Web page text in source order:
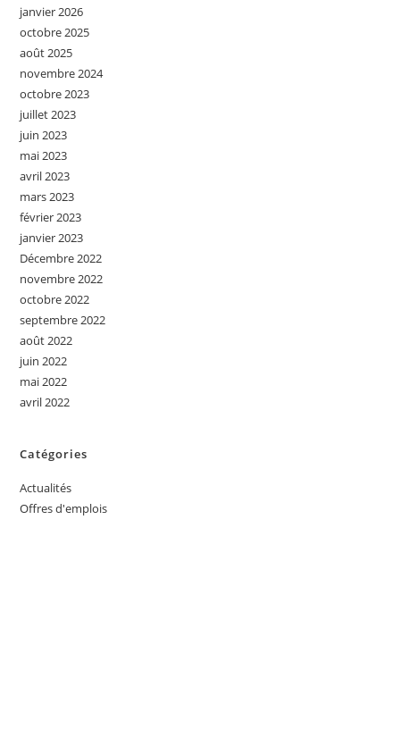
janvier 2026
octobre 2025
août 2025
novembre 2024
octobre 2023
juillet 2023
juin 2023
mai 2023
avril 2023
mars 2023
février 2023
janvier 2023
Décembre 2022
novembre 2022
octobre 2022
septembre 2022
août 2022
juin 2022
mai 2022
avril 2022
Catégories
Actualités
Offres d'emplois